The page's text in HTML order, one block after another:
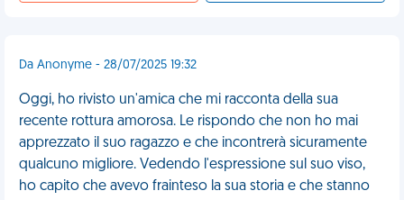
Da Anonyme - 28/07/2025 19:32
Oggi, ho rivisto un'amica che mi racconta della sua
recente rottura amorosa. Le rispondo che non ho mai
apprezzato il suo ragazzo e che incontrerà sicuramente
qualcuno migliore. Vedendo l'espressione sul suo viso,
ho capito che avevo frainteso la sua storia e che stanno